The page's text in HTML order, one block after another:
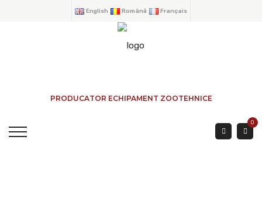
English Română Français
PRODUCATOR ECHIPAMENT ZOOTEHNICE
0